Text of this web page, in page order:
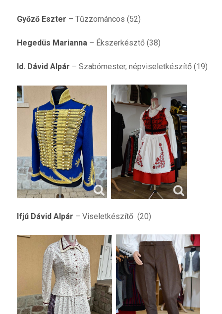
Győző Eszter – Tűzzománcos (52)
Hegedüs Marianna– Ékszerkésztő (38)
Id. Dávid Alpár – Szabómester, népviseletkészítő (19)
Ifjú Dávid Alpár – Viseletkészítő (20)